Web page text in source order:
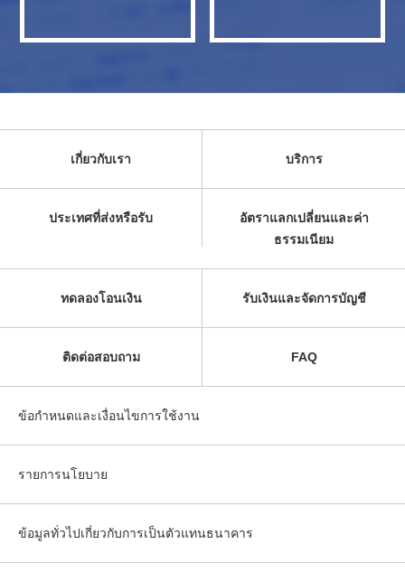
เกี่ยวกับเรา บริการ
ประเทศที่ส่งหรือรับ
อัตราแลกเปลี่ยนและค่า
ธรรมเนียม
ทดลองโอนเงิน รับเงินและจัดการบัญชี
ติดต่อสอบถาม FAQ
ข้อกำหนดและเงื่อนไขการใช้งาน
รายการนโยบาย
ข้อมูลทั่วไปเกี่ยวกับการเป็นตัวแทนธนาคาร